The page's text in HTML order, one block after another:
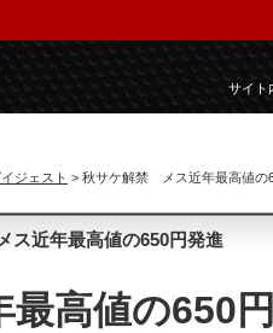
サイト
ジェスト > 秋サケ解禁 メス近年最高値の
近年最高値の650円発進
最高値の650